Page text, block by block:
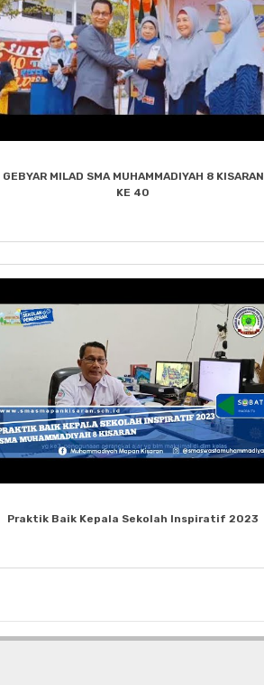
GEBYAR MILAD SMA MUHAMMADIYAH 8 KISARAN
KE 40
Praktik Baik Kepala Sekolah Inspiratif 2023